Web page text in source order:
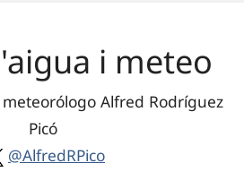
i meteo
Alfred Rodríguez
Picó
@AlfredRPico